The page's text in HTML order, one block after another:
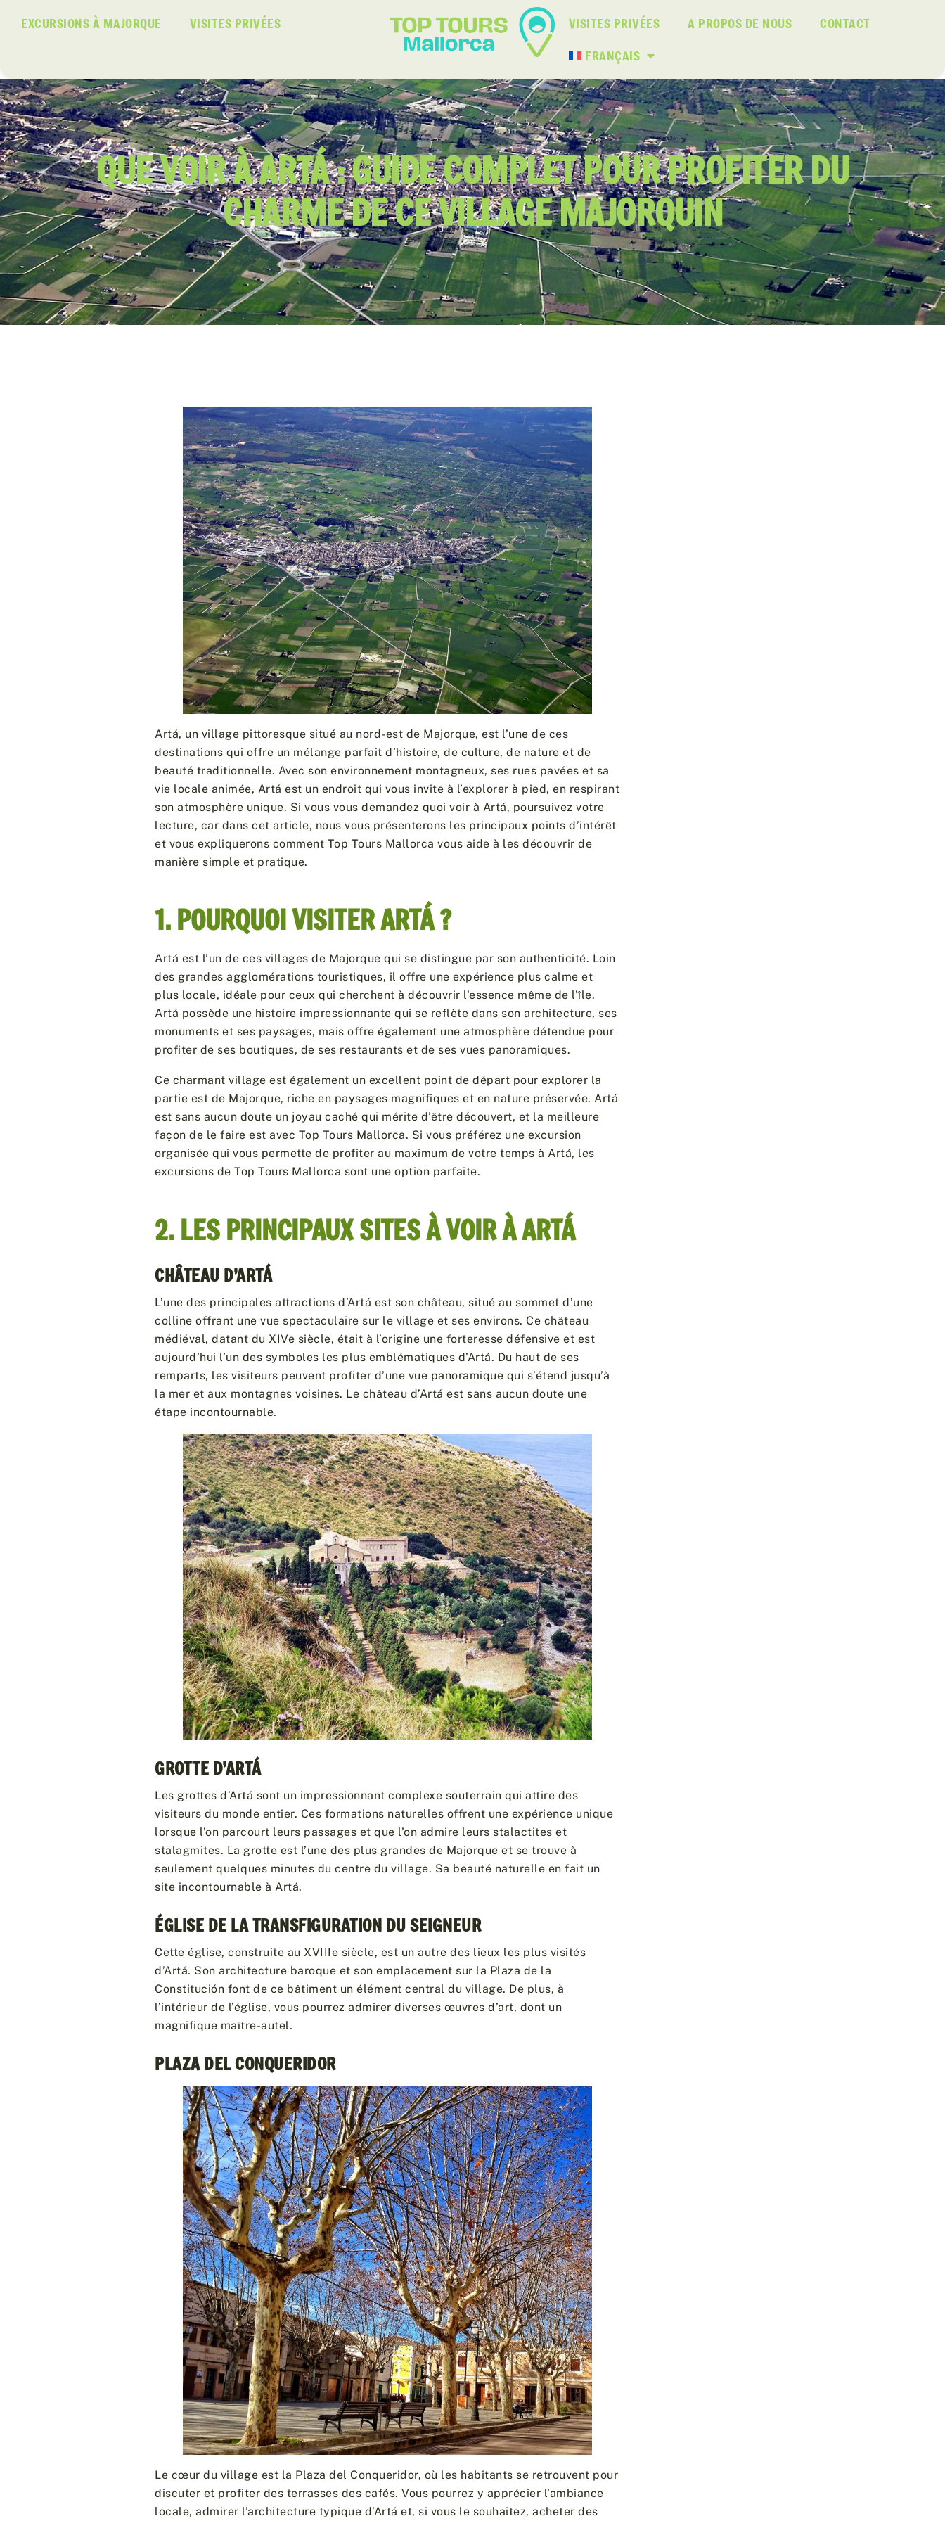
EXCURSIONS À MAJORQUE VISITES PRIVÉES VISITES PRIVÉES A PROPOS DE NOUS
CONTACT
FRANÇAIS
QUE VOIR À ARTÁ : GUIDE COMPLET POUR PROFITER DU
CHARME DE CE VILLAGE MAJORQUIN
Artá, un village pittoresque situé au nord-est de Majorque, est l’une de ces
destinations qui offre un mélange parfait d’histoire, de culture, de nature et de
beauté traditionnelle. Avec son environnement montagneux, ses rues pavées et sa
vie locale animée, Artá est un endroit qui vous invite à l’explorer à pied, en respirant
son atmosphère unique. Si vous vous demandez quoi voir à Artá, poursuivez votre
lecture, car dans cet article, nous vous présenterons les principaux points d’intérêt
et vous expliquerons comment Top Tours Mallorca vous aide à les découvrir de
manière simple et pratique.
1. POURQUOI VISITER ARTÁ ?
Artá est l’un de ces villages de Majorque qui se distingue par son authenticité. Loin
des grandes agglomérations touristiques, il offre une expérience plus calme et
plus locale, idéale pour ceux qui cherchent à découvrir l’essence même de l’île.
Artá possède une histoire impressionnante qui se reflète dans son architecture, ses
monuments et ses paysages, mais offre également une atmosphère détendue pour
profiter de ses boutiques, de ses restaurants et de ses vues panoramiques.
Ce charmant village est également un excellent point de départ pour explorer la
partie est de Majorque, riche en paysages magnifiques et en nature préservée. Artá
est sans aucun doute un joyau caché qui mérite d’être découvert, et la meilleure
façon de le faire est avec Top Tours Mallorca. Si vous préférez une excursion
organisée qui vous permette de profiter au maximum de votre temps à Artá, les
excursions de Top Tours Mallorca sont une option parfaite.
2. LES PRINCIPAUX SITES À VOIR À ARTÁ
CHÂTEAU D’ARTÁ
L’une des principales attractions d’Artá est son château, situé au sommet d’une
colline offrant une vue spectaculaire sur le village et ses environs. Ce château
médiéval, datant du XIVe siècle, était à l’origine une forteresse défensive et est
aujourd’hui l’un des symboles les plus emblématiques d’Artá. Du haut de ses
remparts, les visiteurs peuvent profiter d’une vue panoramique qui s’étend jusqu’à
la mer et aux montagnes voisines. Le château d’Artá est sans aucun doute une
étape incontournable.
GROTTE D’ARTÁ
Les grottes d’Artá sont un impressionnant complexe souterrain qui attire des
visiteurs du monde entier. Ces formations naturelles offrent une expérience unique
lorsque l’on parcourt leurs passages et que l’on admire leurs stalactites et
stalagmites. La grotte est l’une des plus grandes de Majorque et se trouve à
seulement quelques minutes du centre du village. Sa beauté naturelle en fait un
site incontournable à Artá.
ÉGLISE DE LA TRANSFIGURATION DU SEIGNEUR
Cette église, construite au XVIIIe siècle, est un autre des lieux les plus visités
d’Artá. Son architecture baroque et son emplacement sur la Plaza de la
Constitución font de ce bâtiment un élément central du village. De plus, à
l’intérieur de l’église, vous pourrez admirer diverses œuvres d’art, dont un
magnifique maître-autel.
PLAZA DEL CONQUERIDOR
Le cœur du village est la Plaza del Conqueridor, où les habitants se retrouvent pour
discuter et profiter des terrasses des cafés. Vous pourrez y apprécier l’ambiance
locale, admirer l’architecture typique d’Artá et, si vous le souhaitez, acheter des